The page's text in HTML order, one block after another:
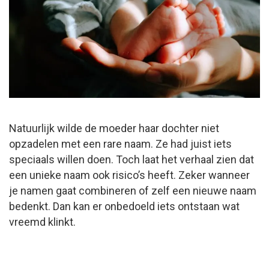
Natuurlijk wilde de moeder haar dochter niet
opzadelen met een rare naam. Ze had juist iets
speciaals willen doen. Toch laat het verhaal zien dat
een unieke naam ook risico’s heeft. Zeker wanneer
je namen gaat combineren of zelf een nieuwe naam
bedenkt. Dan kan er onbedoeld iets ontstaan wat
vreemd klinkt.